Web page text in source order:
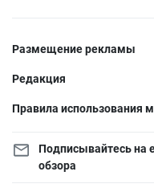
Размещение рекламы
Редакция
Правила использования
Подписывайтесь на
обзора